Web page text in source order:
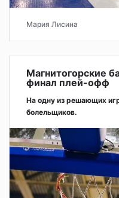
Мария Лисина
Магнитогорские
финал плей-офф
На одну из решающих
болельщиков.